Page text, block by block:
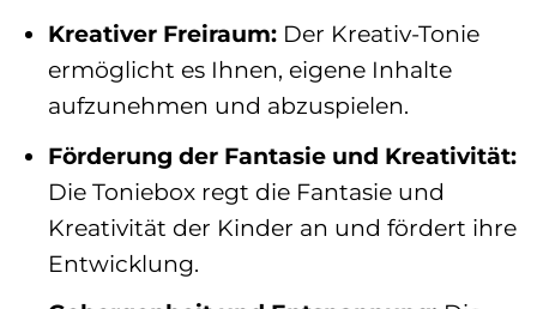
Kreativer Freiraum:Der Kreativ-Tonie
ermöglicht es Ihnen, eigene Inhalte
aufzunehmen und abzuspielen.
Förderung der Fantasie und Kreativität:
Die Toniebox regt die Fantasie und
Kreativität der Kinder an und fördert ihre
Entwicklung.